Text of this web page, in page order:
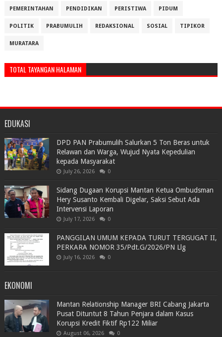
PEMERINTAHAN PENDIDIKAN PERISTIWA PIDUM
POLITIK PRABUMULIH REDAKSIONAL SOSIAL TIPIKOR
MURATARA
TOTAL TAYANGAN HALAMAN
EDUKASI
DPD PAN Prabumulih Salurkan 5 Ton Beras untuk
Relawan dan Warga, Wujud Nyata Kepedulian
kepada Masyarakat
July 26, 2026 0
Sidang Dugaan Korupsi Mantan Ketua Ombudsman
Hery Susanto Kembali Digelar, Saksi Sebut Ada
Intervensi Laporan
July 17, 2026 0
PANGGILAN UMUM KEPADA TURUT TERGUGAT II,
PERKARA NOMOR 35/Pdt.G/2026/PN Llg
July 16, 2026 0
EKONOMI
Mantan Relationship Manager BRI Cabang Jakarta
Pusat Dituntut 8 Tahun Penjara dalam Kasus
Korupsi Kredit Fiktif Rp122 Miliar
August 06, 2026 0